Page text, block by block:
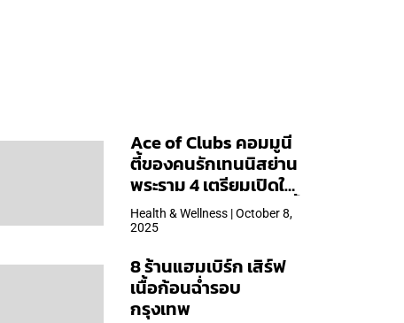
Ace of Clubs คอมมูนี
ตี้ของคนรักเทนนิสย่าน
พระราม 4 เตรียมเปิดให้
บริการวันแรก 19 ต.ค. นี้
Health & Wellness | October 8,
2025
8 ร้านแฮมเบิร์ก เสิร์ฟ
เนื้อก้อนฉ่ำรอบ
กรุงเทพ